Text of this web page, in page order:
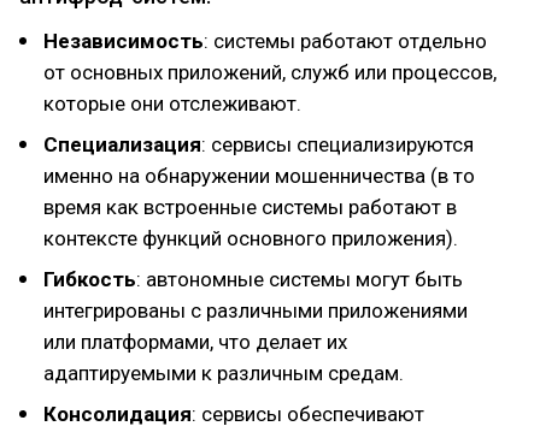
Независимость: системы работают отдельно
от основных приложений, служб или процессов,
которые они отслеживают.
Специализация: сервисы специализируются
именно на обнаружении мошенничества (в то
время как встроенные системы работают в
контексте функций основного приложения).
Гибкость: автономные системы могут быть
интегрированы с различными приложениями
или платформами, что делает их
адаптируемыми к различным средам.
Консолидация: сервисы обеспечивают